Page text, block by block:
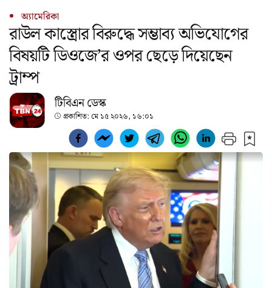
অ্যামেরিকা
রাউল কাস্ত্রোর বিরুদ্ধে সম্ভাব্য অভিযোগের
বিষয়টি ডিওজে’র ওপর ছেড়ে দিয়েছেন
ট্রাম্প
টিবিএন ডেস্ক
প্রকাশিত: মে ১৫ ২০২৬, ১৬:০১